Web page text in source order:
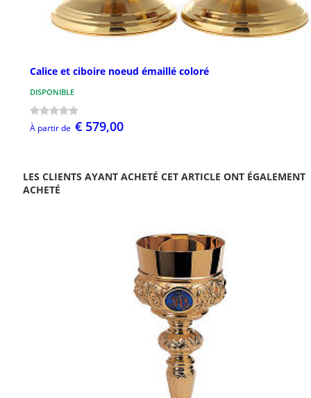
Calice et ciboire noeud émaillé coloré
DISPONIBLE
À partir de € 579,00
LES CLIENTS AYANT ACHETÉ CET ARTICLE ONT ÉGALEMENT
ACHETÉ